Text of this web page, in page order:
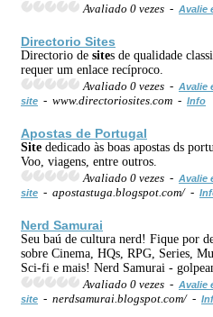
Avaliado 0 vezes - Avalie
Directorio Sites
Directorio de sites de qualidade
requer um enlace recíproco.
Avaliado 0 vezes - Avalie
site - www.directoriosites.com - Info
Apostas de Portugal
Site dedicado às boas apostas ds
Voo, viagens, entre outros.
Avaliado 0 vezes - Avalie
site - apostastuga.blogspot.com/ -
Nerd Samurai
Seu baú de cultura nerd! Fique por
sobre Cinema, HQs, RPG, Series,
Sci-fi e mais! Nerd Samurai -
Avaliado 0 vezes - Avalie
site - nerdsamurai.blogspot.com/ -